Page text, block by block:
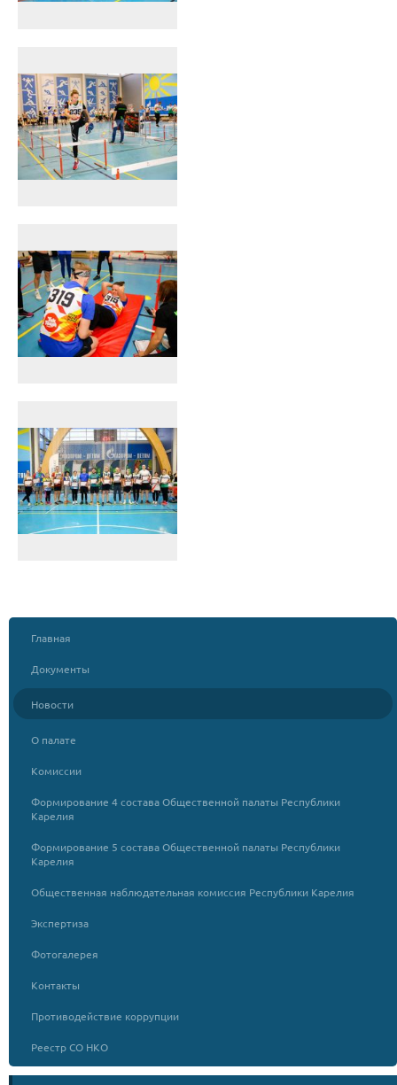
Главная
Документы
Новости
О палате
Комиссии
Формирование 4 состава Общественной палаты Республики
Карелия
Формирование 5 состава Общественной палаты Республики
Карелия
Общественная наблюдательная комиссия Республики Карелия
Экспертиза
Фотогалерея
Контакты
Противодействие коррупции
Реестр СО НКО